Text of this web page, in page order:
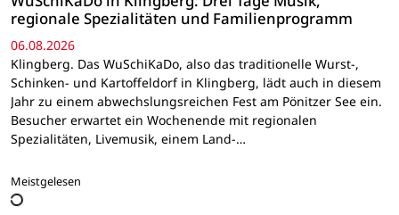
regionale Spezialitäten und Familienprogramm
06.08.2026
Klingberg. Das WuSchiKaDo, also das traditionelle Wurst-,
Schinken- und Kartoffeldorf in Klingberg, lädt auch in diesem
Jahr zu einem abwechslungsreichen Fest am Pönitzer See ein.
Besucher erwartet ein Wochenende mit regionalen
Spezialitäten, Livemusik, einem Land-…
Meistgelesen